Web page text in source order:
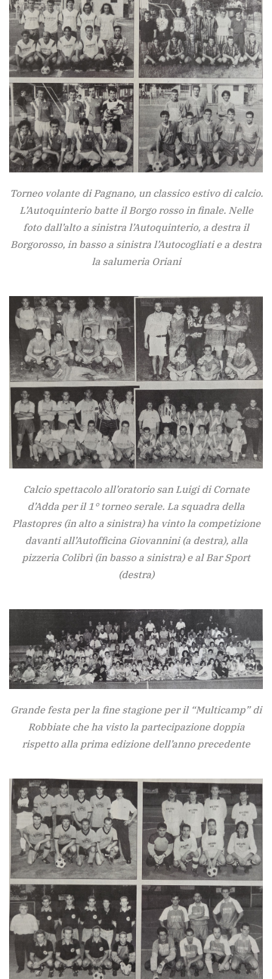
Torneo volante di Pagnano, un classico estivo di calcio.
L’Autoquinterio batte il Borgo rosso in finale. Nelle
foto dall’alto a sinistra l’Autoquinterio, a destra il
Borgorosso, in basso a sinistra l’Autocogliati e a destra
la salumeria Oriani
Calcio spettacolo all’oratorio san Luigi di Cornate
d’Adda per il 1° torneo serale. La squadra della
Plastopres (in alto a sinistra) ha vinto la competizione
davanti all’Autofficina Giovannini (a destra), alla
pizzeria Colibrì (in basso a sinistra) e al Bar Sport
(destra)
Grande festa per la fine stagione per il “Multicamp” di
Robbiate che ha visto la partecipazione doppia
rispetto alla prima edizione dell’anno precedente